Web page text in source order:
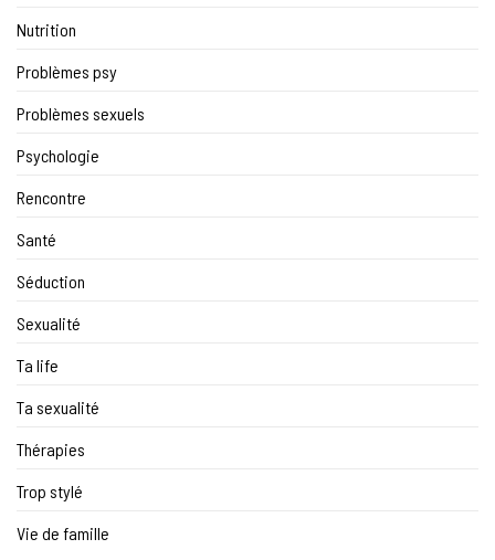
Nutrition
Problèmes psy
Problèmes sexuels
Psychologie
Rencontre
Santé
Séduction
Sexualité
Ta life
Ta sexualité
Thérapies
Trop stylé
Vie de famille